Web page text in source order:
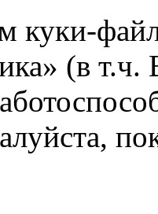
куки-
(в т.ч.